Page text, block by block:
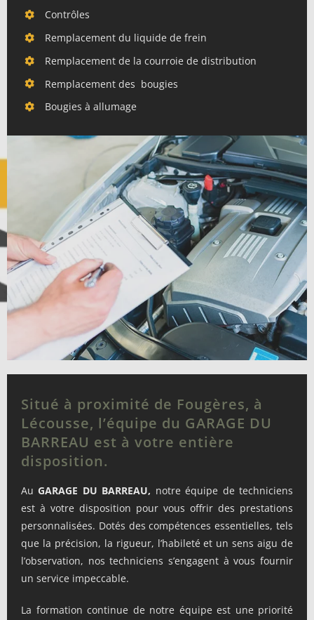
Contrôles
Remplacement du liquide de frein
Remplacement de la courroie de distribution
Remplacement des bougies
Bougies à allumage
Situé à proximité de Fougères, à
Lécousse, l’équipe du GARAGE DU
BARREAU est à votre entière
disposition.
AuGARAGE DU BARREAU, notre équipe de techniciens
est à votre disposition pour vous offrir des prestations
personnalisées. Dotés des compétences essentielles, tels
que la précision, la rigueur, l’habileté et un sens aigu de
l’observation, nos techniciens s’engagent à vous fournir
un service impeccable.
La formation continue de notre équipe est une priorité